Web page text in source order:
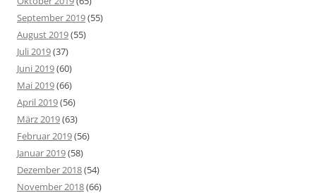
September 2019(55)
August 2019(55)
Juli 2019(37)
Juni 2019(60)
Mai 2019(66)
April 2019(56)
März 2019(63)
Februar 2019(56)
Januar 2019(58)
Dezember 2018(54)
November 2018(66)